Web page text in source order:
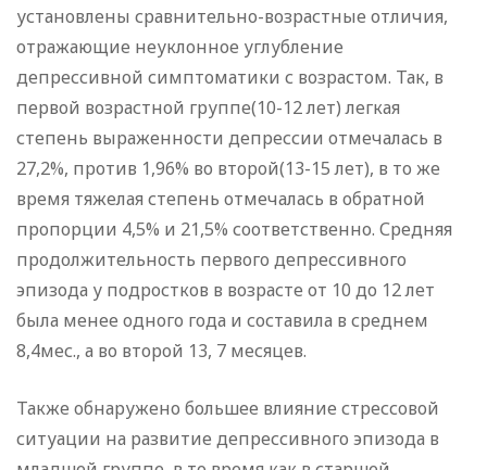
установлены сравнительно-возрастные отличия,
отражающие неуклонное углубление
депрессивной симптоматики с возрастом. Так, в
первой возрастной группе(10-12 лет) легкая
степень выраженности депрессии отмечалась в
27,2%, против 1,96% во второй(13-15 лет), в то же
время тяжелая степень отмечалась в обратной
пропорции 4,5% и 21,5% соответственно. Средняя
продолжительность первого депрессивного
эпизода у подростков в возрасте от 10 до 12 лет
была менее одного года и составила в среднем
8,4мес., а во второй 13, 7 месяцев.
Также обнаружено большее влияние стрессовой
ситуации на развитие депрессивного эпизода в